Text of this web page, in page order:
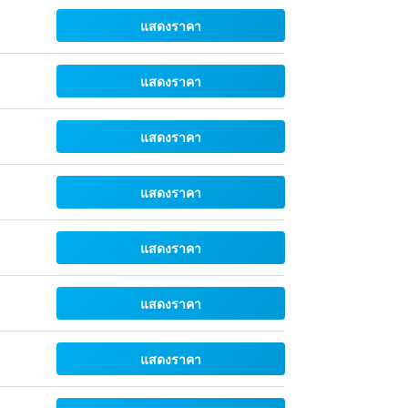
แสดงราคา
แสดงราคา
แสดงราคา
แสดงราคา
แสดงราคา
แสดงราคา
แสดงราคา